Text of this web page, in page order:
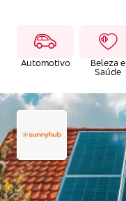
Automotivo
Beleza e
Saúde